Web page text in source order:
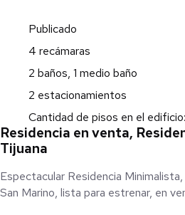
Publicado
4 recámaras
2 baños, 1 medio baño
2 estacionamientos
Cantidad de pisos en el
Residencia en venta,
Tijuana
Espectacular Residencia
San Marino, lista para estrenar, en